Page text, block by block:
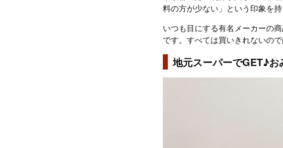
料の方が少ない」という印象を持
いつも目にする有名メーカーの
です。すべては買いきれないの
地元スーパーでGET♪